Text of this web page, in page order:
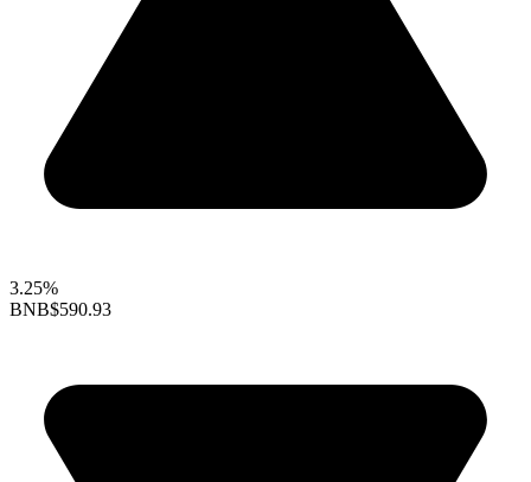
3.25%
BNB$590.93